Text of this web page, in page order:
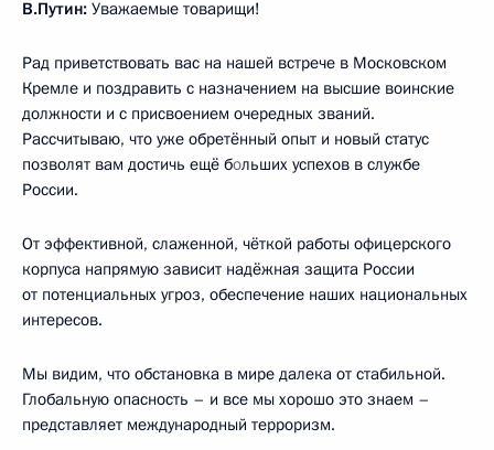
В.Путин: Уважаемые товарищи!
Рад приветствовать вас на нашей встрече в Московском
Кремле и поздравить с назначением на высшие воинские
должности и с присвоением очередных званий.
Рассчитываю, что уже обретённый опыт и новый статус
позволят вам достичь ещё больших успехов в службе
России.
От эффективной, слаженной, чёткой работы офицерского
корпуса напрямую зависит надёжная защита России
от потенциальных угроз, обеспечение наших национальных
интересов.
Мы видим, что обстановка в мире далека от стабильной.
Глобальную опасность – и все мы хорошо это знаем –
представляет международный терроризм.